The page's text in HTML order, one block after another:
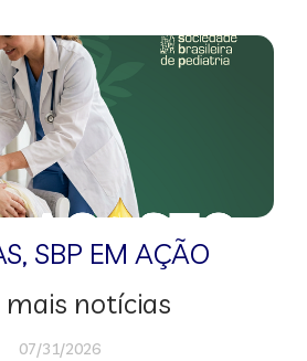
, SBP EM AÇÃO
mais notícias
07/31/2026